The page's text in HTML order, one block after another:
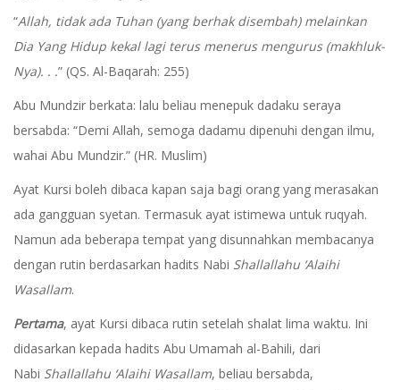
“Allah, tidak ada Tuhan (yang berhak disembah) melainkan
Dia Yang Hidup kekal lagi terus menerus mengurus (makhluk-
Nya). . .” (QS. Al-Baqarah: 255)
Abu Mundzir berkata: lalu beliau menepuk dadaku seraya
bersabda: “Demi Allah, semoga dadamu dipenuhi dengan ilmu,
wahai Abu Mundzir.” (HR. Muslim)
Ayat Kursi boleh dibaca kapan saja bagi orang yang merasakan
ada gangguan syetan. Termasuk ayat istimewa untuk ruqyah.
Namun ada beberapa tempat yang disunnahkan membacanya
dengan rutin berdasarkan hadits Nabi Shallallahu ‘Alaihi
Wasallam.
Pertama, ayat Kursi dibaca rutin setelah shalat lima waktu. Ini
didasarkan kepada hadits Abu Umamah al-Bahili, dari
Nabi Shallallahu ‘Alaihi Wasallam, beliau bersabda,